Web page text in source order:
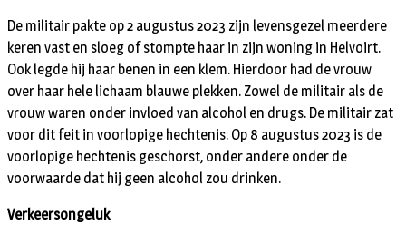
De militair pakte op 2 augustus 2023 zijn levensgezel meerdere
keren vast en sloeg of stompte haar in zijn woning in Helvoirt.
Ook legde hij haar benen in een klem. Hierdoor had de vrouw
over haar hele lichaam blauwe plekken. Zowel de militair als de
vrouw waren onder invloed van alcohol en drugs. De militair zat
voor dit feit in voorlopige hechtenis. Op 8 augustus 2023 is de
voorlopige hechtenis geschorst, onder andere onder de
voorwaarde dat hij geen alcohol zou drinken.
Verkeersongeluk